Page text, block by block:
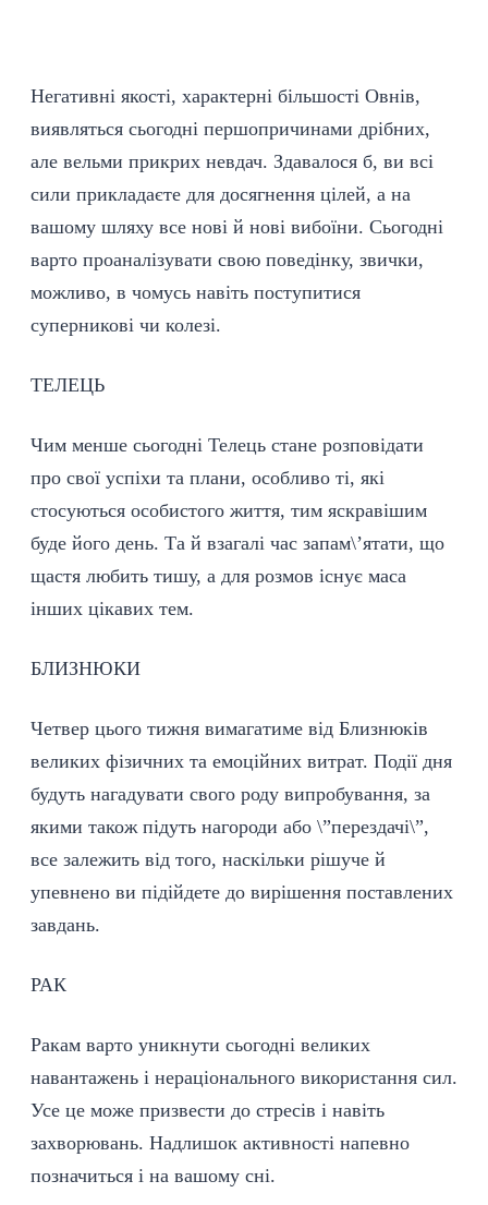
Негативні якості, характерні більшості Овнів,
виявляться сьогодні першопричинами дрібних,
але вельми прикрих невдач. Здавалося б, ви всі
сили прикладаєте для досягнення цілей, а на
вашому шляху все нові й нові вибоїни. Сьогодні
варто проаналізувати свою поведінку, звички,
можливо, в чомусь навіть поступитися
суперникові чи колезі.
ТЕЛЕЦЬ
Чим менше сьогодні Телець стане розповідати
про свої успіхи та плани, особливо ті, які
стосуються особистого життя, тим яскравішим
буде його день. Та й взагалі час запам\’ятати, що
щастя любить тишу, а для розмов існує маса
інших цікавих тем.
БЛИЗНЮКИ
Четвер цього тижня вимагатиме від Близнюків
великих фізичних та емоційних витрат. Події дня
будуть нагадувати свого роду випробування, за
якими також підуть нагороди або \”перездачі\”,
все залежить від того, наскільки рішуче й
упевнено ви підійдете до вирішення поставлених
завдань.
РАК
Ракам варто уникнути сьогодні великих
навантажень і нераціонального використання сил.
Усе це може призвести до стресів і навіть
захворювань. Надлишок активності напевно
позначиться і на вашому сні.